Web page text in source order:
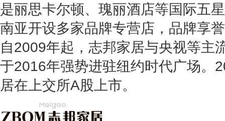
是丽思卡尔顿、瑰丽酒店等国际五
南亚开设多家品牌专营店，品牌享
自2009年起，志邦家居与央视等主
于2016年强势进驻纽约时代广场。
居在上交所A股上市。